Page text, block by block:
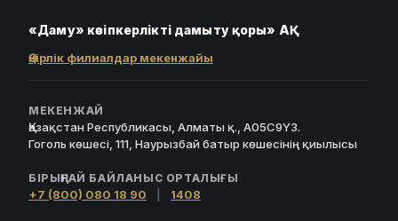
«Даму» кәсіпкерлікті дамыту қоры» АҚ
Өңірлік филиалдар мекенжайы
МЕКЕНЖАЙ
Қазақстан Республикасы, Алматы қ., A05C9Y3.
Гоголь көшесі, 111, Наурызбай батыр көшесінің қиылысы
БІРЫҢҒАЙ БАЙЛАНЫС ОРТАЛЫҒЫ
+7 (800) 080 18 90 1408